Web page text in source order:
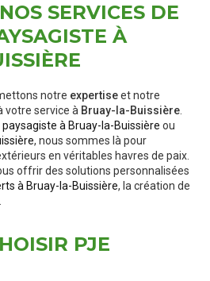
SERVICES DE
À
notre expertiseet notre
votre service à Bruay-la-Buissière
paysagiste à Bruay-la-Buissière ou
, nous sommes là pour
en véritables havres de paix.
offrir des solutions personnalisées
à Bruay-la-Buissière, la création de
PJE